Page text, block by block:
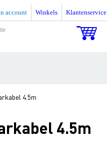
account Winkels Klantenservice
4.5m
4.5m